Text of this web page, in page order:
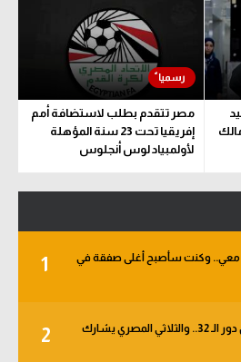
مصر تتقدم بطلب لاستضافة أمم
إفريقيا تحت 23 سنة المؤهلة
لأولمبياد لوس أنجلوس
1
معي.. وكنت سأصبح أغلى صفقة في
2
خبر في الجول - الأهلي يبدأ من دور الـ 32.. والثلاثي المصري يشارك